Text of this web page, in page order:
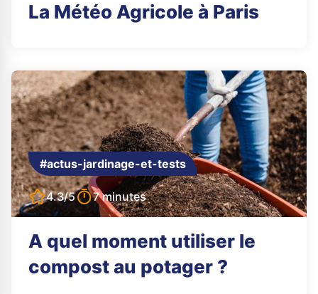
La Météo Agricole à Paris
#actus-jardinage-et-tests
4.3/5 7 minutes
A quel moment utiliser le
compost au potager ?